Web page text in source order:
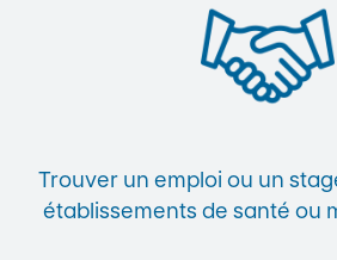
Trouver un emploi ou un
établissements de santé ou